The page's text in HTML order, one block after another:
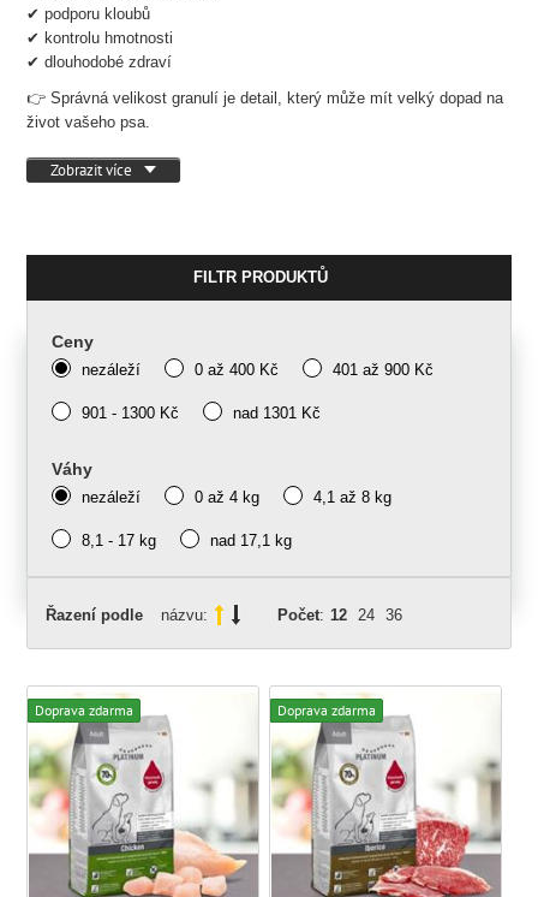
✔ podporu kloubů
✔ kontrolu hmotnosti
✔ dlouhodobé zdraví
👉 Správná velikost granulí je detail, který může mít velký dopad na
život vašeho psa.
Zobrazit více
FILTR PRODUKTŮ
Ceny
nezáleží 0 až 400 Kč 401 až 900 Kč
901 - 1300 Kč nad 1301 Kč
Váhy
nezáleží 0 až 4 kg 4,1 až 8 kg
8,1 - 17 kg nad 17,1 kg
Řazení podle názvu: Počet: 12 24 36
Doprava zdarma Doprava zdarma